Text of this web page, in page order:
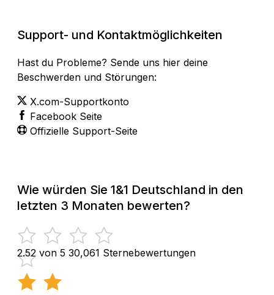
Support- und Kontaktmöglichkeiten
Hast du Probleme? Sende uns hier deine
Beschwerden und Störungen:
X.com-Supportkonto
Facebook Seite
Offizielle Support-Seite
Wie würden Sie 1&1 Deutschland in den
letzten 3 Monaten bewerten?
2.52 von 5 30,061 Sternebewertungen